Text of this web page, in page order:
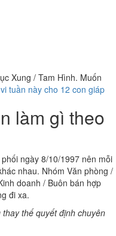
Xung / Tam Hình. Muốn
tuần này cho 12 con giáp
làm gì theo
ngày 8/10/1997 nên mỗi
nhau. Nhóm Văn phòng /
doanh / Buôn bán hợp
đi xa.
thế quyết định chuyên